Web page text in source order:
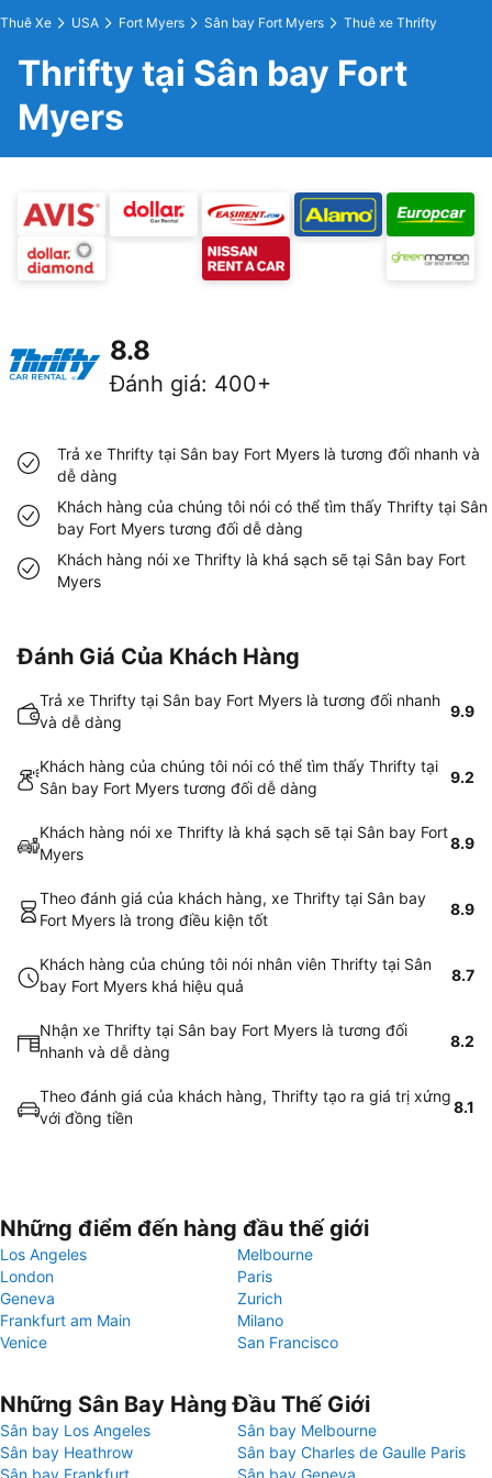
Thuê Xe USA Fort Myers Sân bay Fort Myers Thuê xe Thrifty
Thrifty tại Sân bay Fort
Myers
8.8
Đánh giá: 400+
Trả xe Thrifty tại Sân bay Fort Myers là tương đối nhanh và
dễ dàng
Khách hàng của chúng tôi nói có thể tìm thấy Thrifty tại Sân
bay Fort Myers tương đối dễ dàng
Khách hàng nói xe Thrifty là khá sạch sẽ tại Sân bay Fort
Myers
Đánh Giá Của Khách Hàng
Trả xe Thrifty tại Sân bay Fort Myers là tương đối nhanh
và dễ dàng
9.9
Khách hàng của chúng tôi nói có thể tìm thấy Thrifty tại
Sân bay Fort Myers tương đối dễ dàng
9.2
Khách hàng nói xe Thrifty là khá sạch sẽ tại Sân bay Fort
Myers
8.9
Theo đánh giá của khách hàng, xe Thrifty tại Sân bay
Fort Myers là trong điều kiện tốt
8.9
Khách hàng của chúng tôi nói nhân viên Thrifty tại Sân
bay Fort Myers khá hiệu quả
8.7
Nhận xe Thrifty tại Sân bay Fort Myers là tương đối
nhanh và dễ dàng
8.2
Theo đánh giá của khách hàng, Thrifty tạo ra giá trị xứng
với đồng tiền
8.1
Những điểm đến hàng đầu thế giới
Los Angeles
Melbourne
London
Paris
Geneva
Zurich
Frankfurt am Main
Milano
Venice
San Francisco
Những Sân Bay Hàng Đầu Thế Giới
Sân bay Los Angeles
Sân bay Melbourne
Sân bay Heathrow
Sân bay Charles de Gaulle Paris
Sân bay Frankfurt
Sân bay Geneva